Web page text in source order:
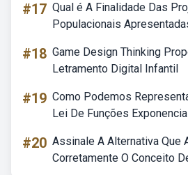
#17 Qual é A Finalidade Das
Populacionais
#18 Game Design Thinking
Letramento Digital Infantil
#19 Como Podemos
Lei De Funções
#20 Assinale A Alternativa Que
Corretamente O Conceito